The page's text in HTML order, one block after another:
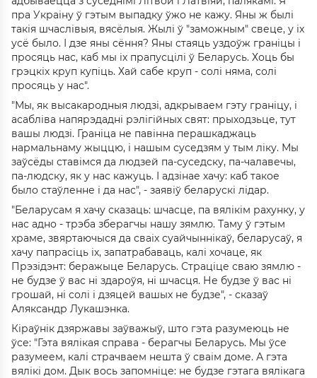
пра Украіну ў гэтым выпадку ўжо не кажу. Яны ж былі
такія шчаслівыя, вясёлыя. Жылі ў "заможным" свеце, у іх
усё было. І дзе яны сёння? Яны стаяць уздоўж граніцы і
просяць нас, каб мы іх прапусцілі ў Беларусь. Хоць бы
грэцкіх круп купіць. Хай сабе круп - солі няма, солі
просяць у нас".
"Мы, як высакародныя людзі, адкрываем гэту граніцу, і
асабліва напярэдадні рэлігійных свят: прыходзьце, тут
вашы людзі. Граніца не павінна перашкаджаць
нармальнаму жыццю, і нашым суседзям у тым ліку. Мы
заўсёды ставімся да людзей па-суседску, па-чалавечы,
па-людску, як у нас кажуць. І адзінае хачу: каб такое
было стаўленне і да нас", - заявіў беларускі лідар.
"Беларусам я хачу сказаць: шчасце, па вялікім рахунку, у
нас адно - трэба зберагчы нашу зямлю. Таму ў гэтым
храме, звяртаючыся да сваіх суайчыннікаў, беларусаў, я
хачу папрасіць іх, запатрабаваць, калі хочаце, як
Прэзідэнт: беражыце Беларусь. Страціце сваю зямлю -
не будзе ў вас ні здароўя, ні шчасця. Не будзе ў вас ні
грошай, ні солі і дзяцей вашых не будзе", - сказаў
Аляксандр Лукашэнка.
Кіраўнік дзяржавы заўважыў, што гэта разумеюць не
ўсе: "Гэта вялікая справа - берагчы Беларусь. Мы ўсе
разумеем, калі страчваем нешта ў сваім доме. А гэта
вялікі дом. Дык вось запомніце: не будзе гэтага вялікага